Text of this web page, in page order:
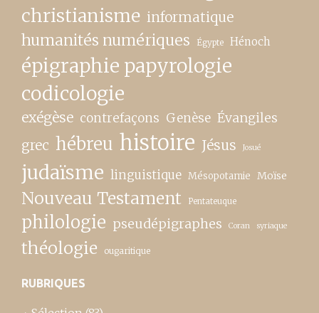
christianisme informatique
humanités numériques Égypte Hénoch
épigraphie papyrologie
codicologie
exégèse contrefaçons Genèse Évangiles
grec hébreu histoire Jésus Josué
judaïsme linguistique Mésopotamie Moïse
Nouveau Testament Pentateuque
philologie pseudépigraphes Coran syriaque
théologie ougaritique
RUBRIQUES